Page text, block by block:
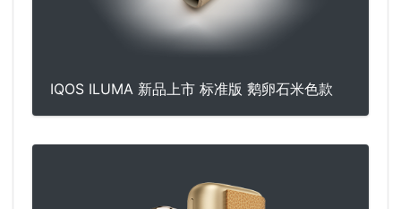
IQOS ILUMA 新品上市 标准版 鹅卵石米色款